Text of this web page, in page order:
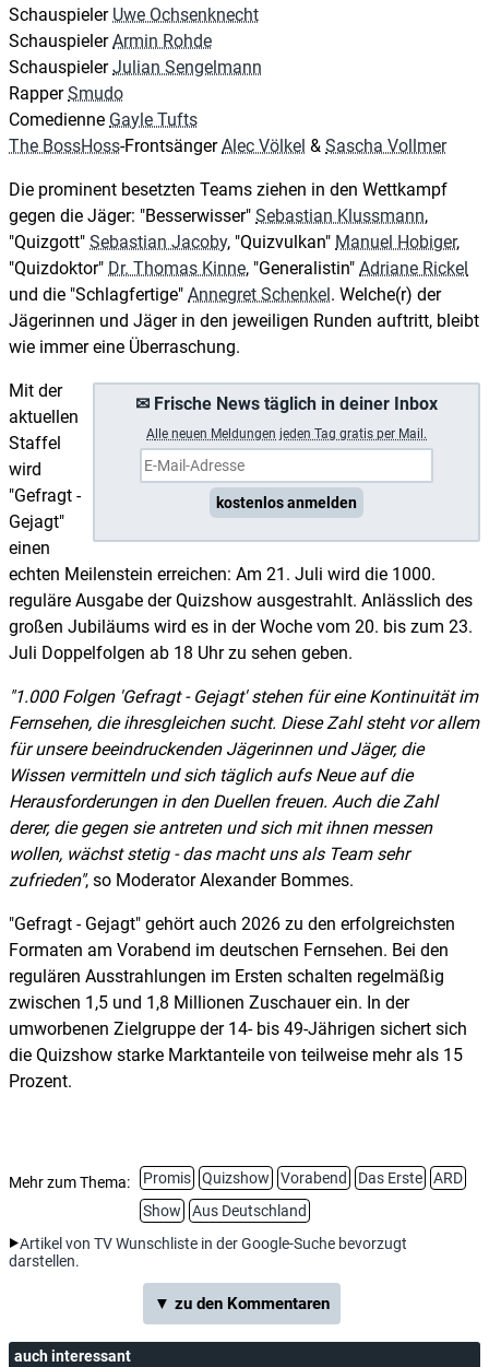
Schauspieler Uwe Ochsenknecht
SchauspielerArmin Rohde
SchauspielerJulian Sengelmann
RapperSmudo
Comedienne Gayle Tufts
The BossHoss-FrontsängerAlec Völkel & Sascha Vollmer
Die prominent besetzten Teams ziehen in den Wettkampf
gegen die Jäger: "Besserwisser" Sebastian Klussmann,
"Quizgott" Sebastian Jacoby, "Quizvulkan" Manuel Hobiger,
"Quizdoktor" Dr. Thomas Kinne, "Generalistin" Adriane Rickel
und die "Schlagfertige" Annegret Schenkel. Welche(r) der
Jägerinnen und Jäger in den jeweiligen Runden auftritt, bleibt
wie immer eine Überraschung.
✉ Frische News täglich in deiner Inbox
Alle neuen Meldungen jeden Tag gratis per Mail.
kostenlos anmelden
Mit der
aktuellen
Staffel
wird
"Gefragt -
Gejagt"
einen
echten Meilenstein erreichen: Am 21. Juli wird die 1000.
reguläre Ausgabe der Quizshow ausgestrahlt. Anlässlich des
großen Jubiläums wird es in der Woche vom 20. bis zum 23.
Juli Doppelfolgen ab 18 Uhr zu sehen geben.
1.000 Folgen 'Gefragt - Gejagt' stehen für eine Kontinuität im
Fernsehen, die ihresgleichen sucht. Diese Zahl steht vor allem
für unsere beeindruckenden Jägerinnen und Jäger, die
Wissen vermitteln und sich täglich aufs Neue auf die
Herausforderungen in den Duellen freuen. Auch die Zahl
derer, die gegen sie antreten und sich mit ihnen messen
wollen, wächst stetig - das macht uns als Team sehr
zufrieden , so Moderator Alexander Bommes.
"Gefragt - Gejagt" gehört auch 2026 zu den erfolgreichsten
Formaten am Vorabend im deutschen Fernsehen. Bei den
regulären Ausstrahlungen im Ersten schalten regelmäßig
zwischen 1,5 und 1,8 Millionen Zuschauer ein. In der
umworbenen Zielgruppe der 14- bis 49-Jährigen sichert sich
die Quizshow starke Marktanteile von teilweise mehr als 15
Prozent.
Mehr zum Thema: Promis Quizshow Vorabend Das Erste
ARD
Show
Aus Deutschland
Artikel von TV Wunschliste in der Google-Suche bevorzugt
darstellen.
▼ zu den Kommentaren
auch interessant